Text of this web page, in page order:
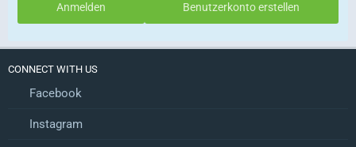
Benutzerkonto erstellen
Anmelden
CONNECT WITH US
Facebook
Instagram